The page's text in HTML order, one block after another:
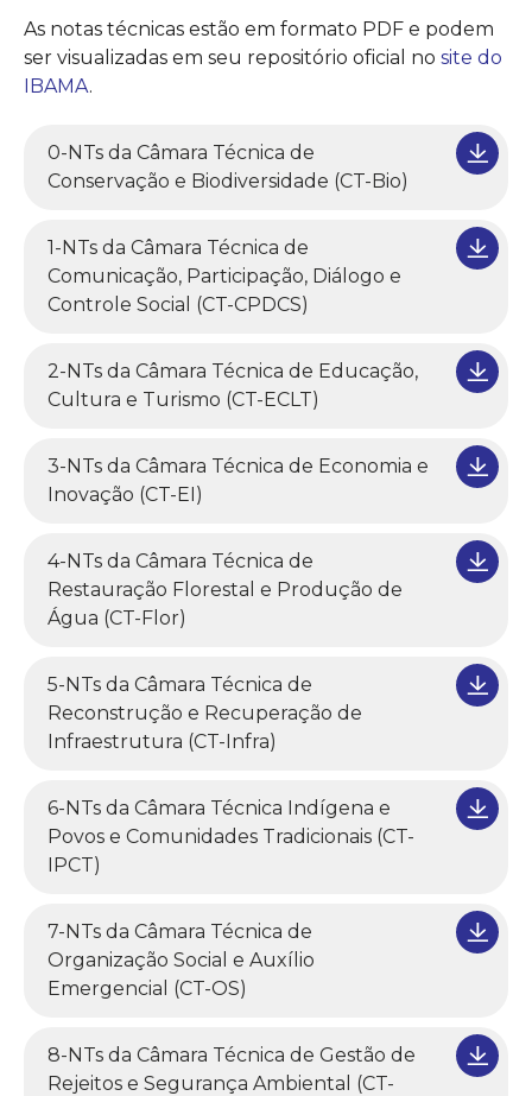
As notas técnicas estão em formato PDF e podem
ser visualizadas em seu repositório oficial no site do
IBAMA.
0-NTs da Câmara Técnica de
Conservação e Biodiversidade (CT-Bio)
1-NTs da Câmara Técnica de
Comunicação, Participação, Diálogo e
Controle Social (CT-CPDCS)
2-NTs da Câmara Técnica de Educação,
Cultura e Turismo (CT-ECLT)
3-NTs da Câmara Técnica de Economia e
Inovação (CT-EI)
4-NTs da Câmara Técnica de
Restauração Florestal e Produção de
Água (CT-Flor)
5-NTs da Câmara Técnica de
Reconstrução e Recuperação de
Infraestrutura (CT-Infra)
6-NTs da Câmara Técnica Indígena e
Povos e Comunidades Tradicionais (CT-
IPCT)
7-NTs da Câmara Técnica de
Organização Social e Auxílio
Emergencial (CT-OS)
8-NTs da Câmara Técnica de Gestão de
Rejeitos e Segurança Ambiental (CT-